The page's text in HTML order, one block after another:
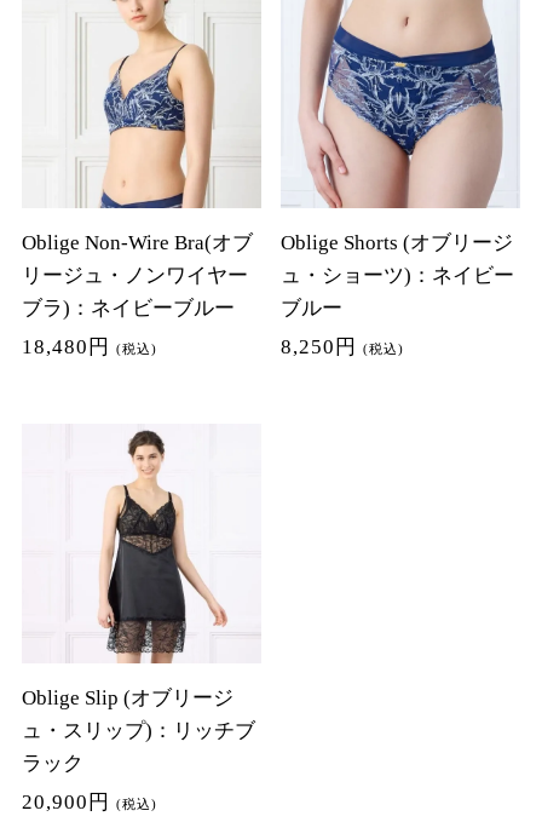
Oblige Non-Wire Bra(オブ
リージュ・ノンワイヤー
ブラ)：ネイビーブルー
18,480円
(税込)
Oblige Shorts (オブリージ
ュ・ショーツ)：ネイビー
ブルー
8,250円
(税込)
Oblige Slip (オブリージ
ュ・スリップ)：リッチブ
ラック
20,900円
(税込)